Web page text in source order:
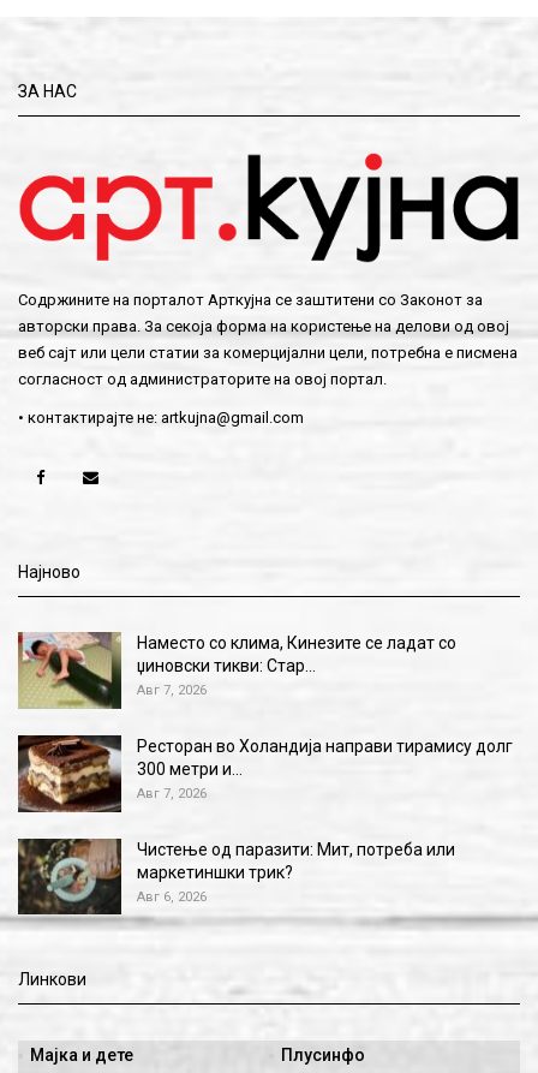
ЗА НАС
Содржините на порталот Арткујна се заштитени со Законот за
авторски права. За секоја форма на користење на делови од овој
веб сајт или цели статии за комерцијални цели, потребна е писмена
согласност од администраторите на овој портал.
• контактирајте не: artkujna@gmail.com
Најново
Наместо со клима, Кинезите се ладат со
џиновски тикви: Стар…
Авг 7, 2026
Ресторан во Холандија направи тирамису долг
300 метри и…
Авг 7, 2026
Чистење од паразити: Мит, потреба или
маркетиншки трик?
Авг 6, 2026
Линкови
Мајка и дете Плусинфо